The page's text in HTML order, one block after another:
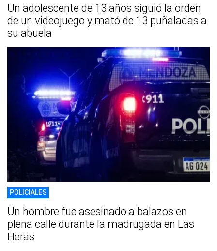
Un adolescente de 13 años siguió la orden
de un videojuego y mató de 13 puñaladas a
su abuela
POLICIALES
Un hombre fue asesinado a balazos en
plena calle durante la madrugada en Las
Heras